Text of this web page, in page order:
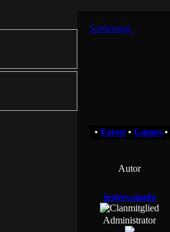
Sortierung:
• Foren • Games •
Autor
jesters.mudo
Administrator